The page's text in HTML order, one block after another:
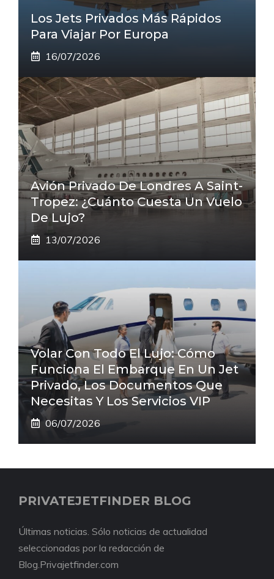
Los Jets Privados Más Rápidos
Para Viajar Por Europa
16/07/2026
Avión Privado De Londres A Saint-
Tropez: ¿cuánto Cuesta Un Vuelo
De Lujo?
13/07/2026
Volar Con Todo El Lujo: Cómo
Funciona El Embarque En Un Jet
Privado, Los Documentos Que
Necesitas Y Los Servicios VIP
06/07/2026
PRIVATEJETFINDER BLOG
Últimas noticias. Sólo noticias de actualidad
seleccionadas por la redacción de
Blog.Privajetfinder.com